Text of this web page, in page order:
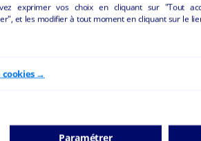
Commerce
Autres collectivite
exprimer vos choix en cliquant sur "Tout
et les modifier à tout moment en cliquant sur le
cookies →
Paramétrer